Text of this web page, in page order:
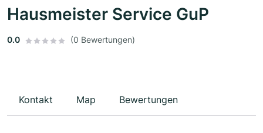
Hausmeister Service GuP
0.0 (0 Bewertungen)
Kontakt Map Bewertungen